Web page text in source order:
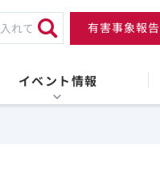
有害事象報告
イベント情報